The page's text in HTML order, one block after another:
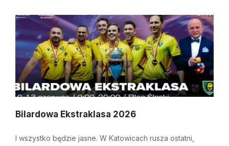
Bilardowa Ekstraklasa 2026
I wszystko będzie jasne. W Katowicach rusza ostatni,